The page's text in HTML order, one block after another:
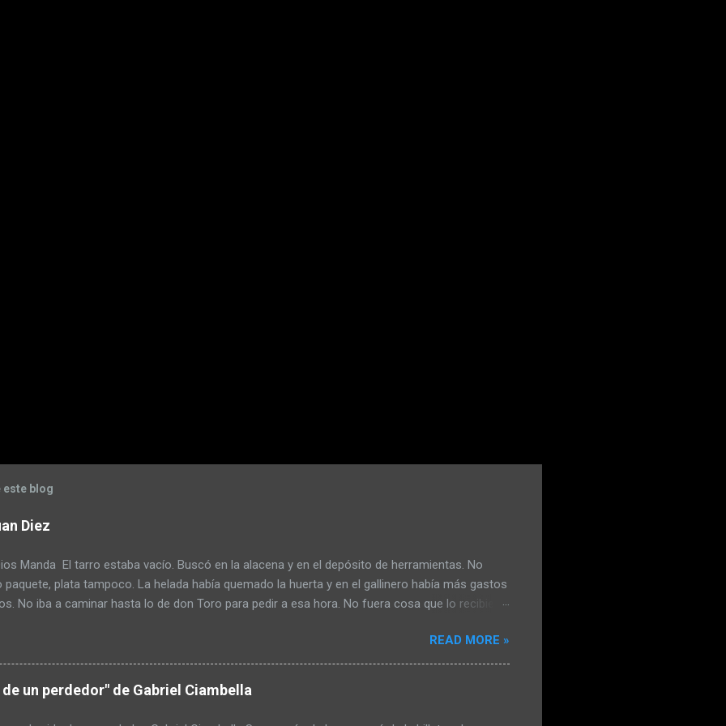
este blog
Diez
Manda El tarro estaba vacío. Buscó en la alacena y en el depósito de herramientas. No
paquete, plata tampoco. La helada había quemado la huerta y en el gallinero había más gastos
No iba a caminar hasta lo de don Toro para pedir a esa hora. No fuera cosa que lo recibiera
preparar el mate pero escupió tres al hilo para mejorar el sabor. No estaba conforme y
endulzarlo pero tenía poco azúcar. Pagar la deuda con la cooperativa eléctrica le había le
lo que tenía para comprar en el pueblo. Se había comido las dos gallinas viejas y las había
a base de guiso. De paso se ahorraba el alimento. Pero hasta ahí, no iba a matar más
READ MORE »
un perdedor" de Gabriel Ciambella